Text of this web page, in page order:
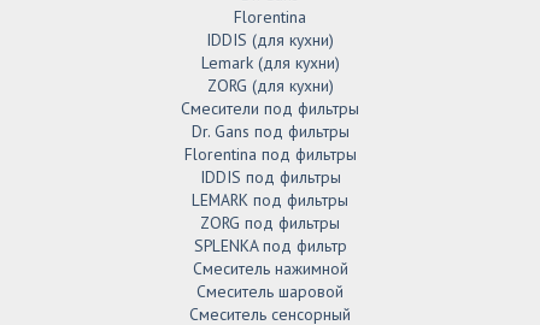
Florentina
IDDIS (для кухни)
Lemark (для кухни)
ZORG (для кухни)
Смесители под фильтры
Dr. Gans под фильтры
Florentina под фильтры
IDDIS под фильтры
LEMARK под фильтры
ZORG под фильтры
SPLENKA под фильтр
Смеситель нажимной
Смеситель шаровой
Смеситель сенсорный